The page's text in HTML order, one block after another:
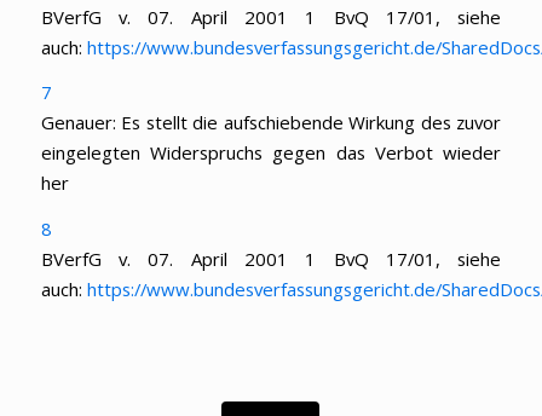
BVerfG v. 07. April 2001 1 BvQ 17/01, siehe
auch: https://www.bundesverfassungsgericht.de/
7
Genauer: Es stellt die aufschiebende Wirkung des zuvor
eingelegten Widerspruchs gegen das Verbot wieder
her
8
BVerfG v. 07. April 2001 1 BvQ 17/01, siehe
auch: https://www.bundesverfassungsgericht.de/